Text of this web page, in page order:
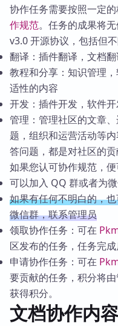
协作任务需要按照一定
作规范。任务的成果将
v3.0 开源协议，包括但不
翻译：插件翻译，文档
教程和分享：知识管理
适性的内容
开发：插件开发，软件
管理：管理社区的文章
题，组织和运营活动等
答问题，都是对社区的
如果您认可协作规范，便
可以加入 QQ 群或者为
如果有任何不明白的，
微信群，联系管理员
领取协作任务：可在
区发布的任务，任务完成
申请协作任务：可在
要贡献的任务，积分将
获得积分。
文档协作内容